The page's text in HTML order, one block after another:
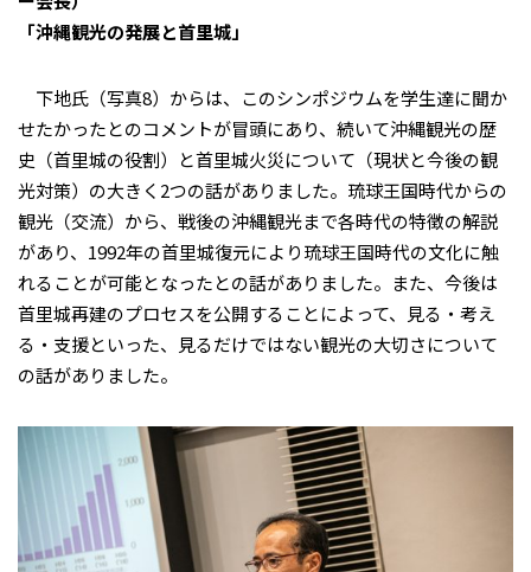
「沖縄観光の発展と首里城」
下地氏（写真8）からは、このシンポジウムを学生達に聞か
せたかったとのコメントが冒頭にあり、続いて沖縄観光の歴
史（首里城の役割）と首里城火災について（現状と今後の観
光対策）の大きく2つの話がありました。琉球王国時代からの
観光（交流）から、戦後の沖縄観光まで各時代の特徴の解説
があり、1992年の首里城復元により琉球王国時代の文化に触
れることが可能となったとの話がありました。また、今後は
首里城再建のプロセスを公開することによって、見る・考え
る・支援といった、見るだけではない観光の大切さについて
の話がありました。